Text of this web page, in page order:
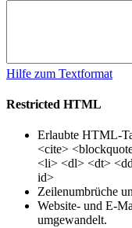
Hilfe zum Textformat
Restricted HTML
Erlaubte HTML-
<cite>
<li> <dl> <dt>
id>
Zeilenumbrüche
Website- und E-
umgewandelt.